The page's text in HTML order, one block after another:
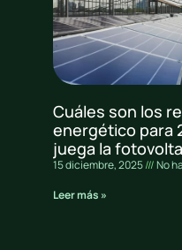
Cuáles son los
energético para
juega la
15 diciembre, 2025
No
Leer más »